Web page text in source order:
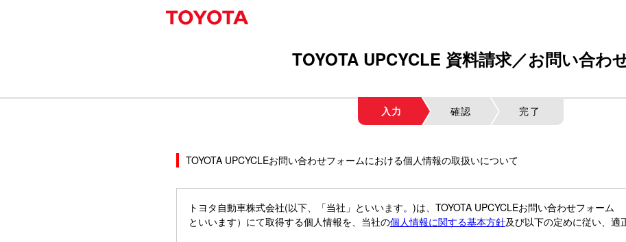
TOYOTA UPCYCLE 資料請求／お問い合わ
入力 確認 完了
TOYOTA UPCYCLEお問い合わせフォームにおける個人情報の取扱いについて
トヨタ自動車株式会社(以下、「当社」といいます。)は、TOYOTA UPCYCLEお問い合わせフォーム
といいます）にて取得する個人情報を、当社の個人情報に関する基本方針及び以下の定めに従い、適